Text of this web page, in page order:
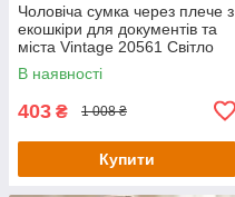
Чоловіча сумка через плече з
екошкіри для документів та
міста Vintage 20561 Світло
Коричнева
В наявності
403 ₴ 1 008 ₴
Купити